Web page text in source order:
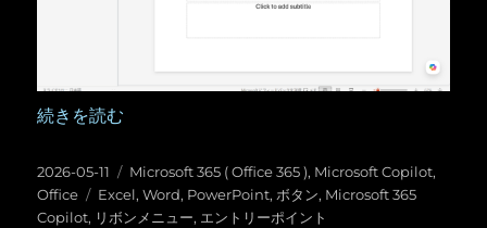
“Copilot in Word , Excel , PowerPoint の Copilot ボタン（
続きを読む
投
稿
日:
2026-05-11
カ
テ
ゴ
Microsoft 365 ( Office 365 ), Microsoft Copilot,
Office
タ
グ
Excel,Word, PowerPoint, ボタン, Microsoft 365
Copilot, リボンメニュー, エントリーポイント